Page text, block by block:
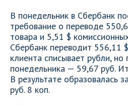
В понедельник в Сбербанк
требование о переводе
товара и 5,51 $
Сбербанк переводит 556,11
клиента списывает рубли, но
понедельника — 59,67 руб.
В результате образовалась
руб. 8 коп.